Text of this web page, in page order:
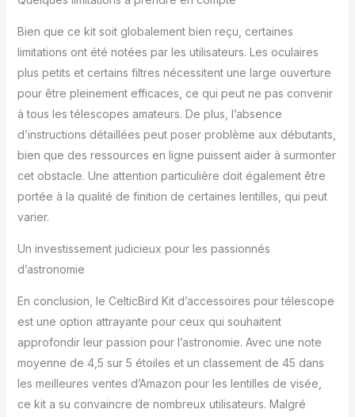
télescope lors de la
fixation d'un appareil
photo reflex numérique
Ensemble de 7 filtres :
cinq filtres de couleur
(rouge, bleu, orange,
vert et jaune) et un filtre
polarisant sont parfaits
pour faire ressortir
divers détails sur la
surface d'une planète ou
à atténuer la lumière vive
afin que vous puissiez
voir plus de détails et de
caractéristiques de
surface Étui de transport
en métal durable : ce kit
est stocké dans un étui
de transport en métal
Bien que ce kit soit globalement bien reçu, certaines
limitations ont été notées par les utilisateurs. Les oculaires
plus petits et certains filtres nécessitent une large ouverture
pour être pleinement efficaces, ce qui peut ne pas convenir
à tous les télescopes amateurs. De plus, l’absence
d’instructions détaillées peut poser problème aux débutants,
bien que des ressources en ligne puissent aider à surmonter
cet obstacle. Une attention particulière doit également être
portée à la qualité de finition de certaines lentilles, qui peut
varier.
Un investissement judicieux pour les passionnés
d’astronomie
En conclusion, le CelticBird Kit d’accessoires pour télescope
est une option attrayante pour ceux qui souhaitent
approfondir leur passion pour l’astronomie. Avec une note
moyenne de 4,5 sur 5 étoiles et un classement de 45 dans
les meilleures ventes d’Amazon pour les lentilles de visée,
ce kit a su convaincre de nombreux utilisateurs. Malgré